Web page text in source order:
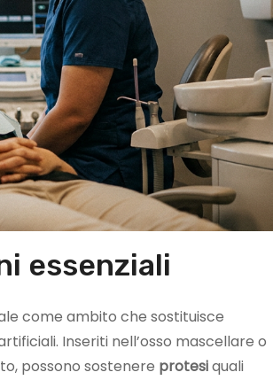
essenziali
come ambito che sostituisce
Inseriti nell’osso mascellare o
possono sostenere protesiquali